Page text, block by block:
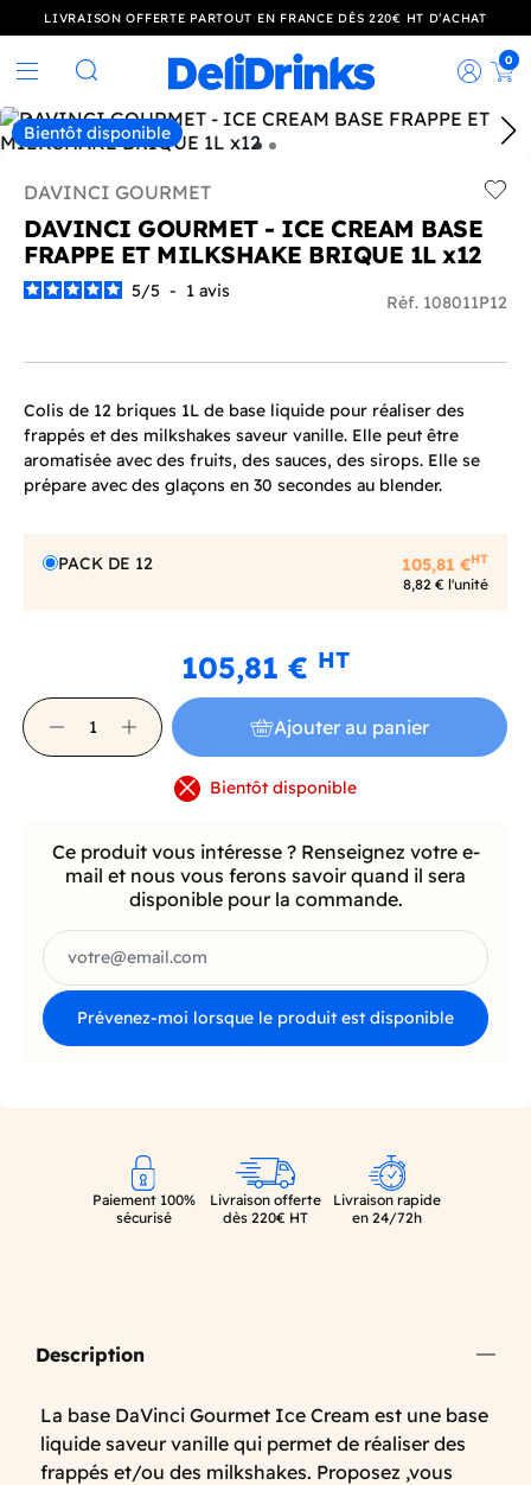
LIVRAISON OFFERTE PARTOUT EN FRANCE DÈS 220€ HT D’ACHAT
Rechercher
0
Bientôt disponible
DAVINCI GOURMET
DAVINCI GOURMET - ICE CREAM BASE
FRAPPE ET MILKSHAKE BRIQUE 1L x12
5/5 - 1 avis
Réf. 108011P12
Colis de 12 briques 1L de base liquide pour réaliser des
frappés et des milkshakes saveur vanille. Elle peut être
aromatisée avec des fruits, des sauces, des sirops. Elle se
prépare avec des glaçons en 30 secondes au blender.
PACK DE 12 105,81 €HT
8,82 € l'unité
105,81 € HT
Ajouter au panier
Bientôt disponible
Ce produit vous intéresse ? Renseignez votre e-
mail et nous vous ferons savoir quand il sera
disponible pour la commande.
Prévenez-moi lorsque le produit est disponible
Paiement 100%
sécurisé
Livraison offerte
dès 220€ HT
Livraison rapide
en 24/72h
Description
La base DaVinci Gourmet Ice Cream est une base
liquide saveur vanille qui permet de réaliser des
frappés et/ou des milkshakes. Proposez ,vous